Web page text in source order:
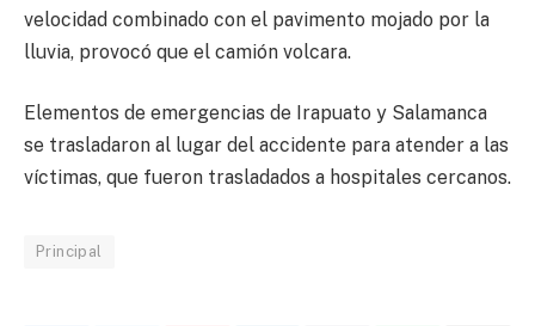
velocidad combinado con el pavimento mojado por la
lluvia, provocó que el camión volcara.
Elementos de emergencias de Irapuato y Salamanca
se trasladaron al lugar del accidente para atender a las
víctimas, que fueron trasladados a hospitales cercanos.
Principal